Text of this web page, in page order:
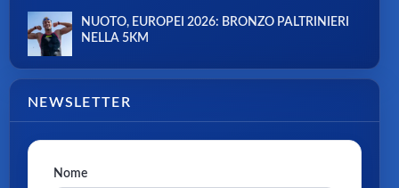
NUOTO, EUROPEI 2026: BRONZO PALTRINIERI
NELLA 5KM
NEWSLETTER
Nome